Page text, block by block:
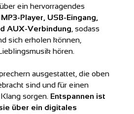
ein hervorragendes
Player, USB-Eingang,
AUX-Verbindung , sodass
sich erholen können,
hören.
ausgestattet, die oben
sind und für einen
sorgen. Entspannen ist
über ein digitales